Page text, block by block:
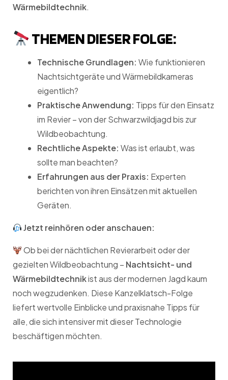
Wärmebildtechnik.
THEMEN DIESER FOLGE:
Technische Grundlagen: Wie funktionieren
Nachtsichtgeräte und Wärmebildkameras
eigentlich?
Praktische Anwendung: Tipps für den Einsatz
im Revier – von der Schwarzwildjagd bis zur
Wildbeobachtung.
Rechtliche Aspekte: Was ist erlaubt, was
sollte man beachten?
Erfahrungen aus der Praxis: Experten
berichten von ihren Einsätzen mit aktuellen
Geräten.
Jetzt reinhören oder anschauen:
Ob bei der nächtlichen Revierarbeit oder der
gezielten Wildbeobachtung – Nachtsicht- und
Wärmebildtechnikist aus der modernen Jagd kaum
noch wegzudenken. Diese Kanzelklatsch-Folge
liefert wertvolle Einblicke und praxisnahe Tipps für
alle, die sich intensiver mit dieser Technologie
beschäftigen möchten.